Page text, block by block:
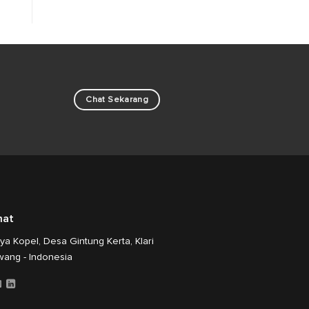
Chat Sekarang
Kopel, Desa Gintung Kerta, Klari
- Indonesia